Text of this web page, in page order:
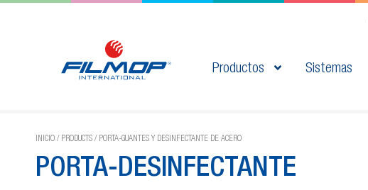
Productos Sistemas
INICIO / PRODUCTS / PORTA-GUANTES Y DESINFECTANTE DE ACERO
PORTA-DESINFECTANTE